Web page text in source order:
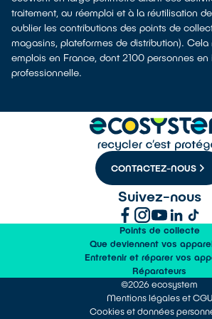
traitement, au réemploi et à la réutilisation
oublier les contributions des points de
magasins, plateformes de distribution).
emplois en France, dont 2100 personnes en
professionnelle.
CONTACTEZ-NOUS
Suivez-nous
Points de collecte
Que deviennent vos
Entretenir et réparer vos
Réparateurs
©2026 ecosystem
Mentions légales et CGU
Cookies et données